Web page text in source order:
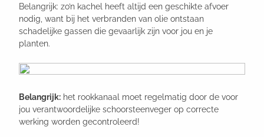
Belangrijk: zo’n kachel heeft altijd een geschikte afvoer
nodig, want bij het verbranden van olie ontstaan
schadelijke gassen die gevaarlijk zijn voor jou en je
planten.
Belangrijk: het rookkanaal moet regelmatig door de voor
jou verantwoordelijke schoorsteenveger op correcte
werking worden gecontroleerd!